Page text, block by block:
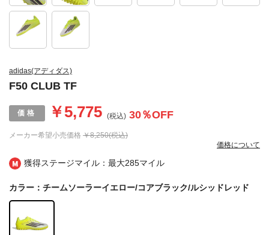
獲得ステージマイル：最大285マイル
adidas(アディダス)
F50 CLUB TF
メーカー希望小売価格 ￥8,250(税込)
￥5,775 (税込) 30％OFF
価格について
カラー：チームソーラーイエロー/コアブラック/ルシッドレッド